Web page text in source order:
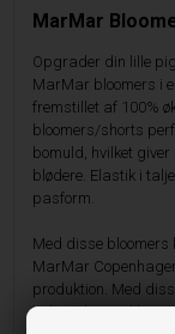
MarMar
Opgrader din lille
MarMar bloomers i
fremstillet af 100%
bloomers/shorts
bomuld, hvilket giver
blødere. Elastik i
pasform.
Med disse bloomers
MarMar
produktion. Med
behageligt stykke